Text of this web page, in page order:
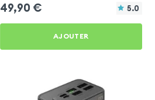
49,90 € 5.0
AJOUTER